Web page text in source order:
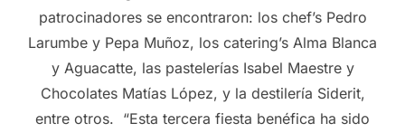
patrocinadores se encontraron: los chef’s Pedro
Larumbe y Pepa Muñoz, los catering’s Alma Blanca
y Aguacatte, las pastelerías Isabel Maestre y
Chocolates Matías López, y la destilería Siderit,
entre otros. “Esta tercera fiesta benéfica ha sido